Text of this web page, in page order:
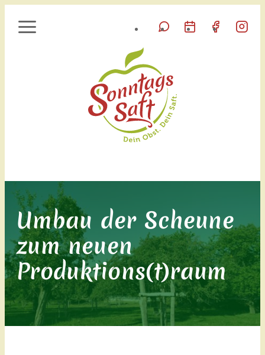
Umbau der Scheune
zum neuen
Produktions(t)raum